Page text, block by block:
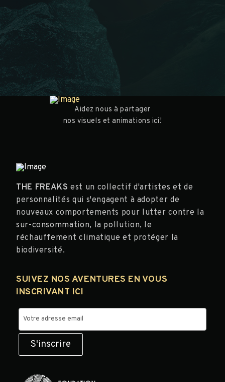
Aidez nous à partager
nos visuels et animations ici!
THE FREAKS est un collectif d'artistes et de
personnalités qui s'engagent à adopter de
nouveaux comportements pour lutter contre la
sur-consommation, la pollution, le
réchauffement climatique et protéger la
biodiversité.
SUIVEZ NOS AVENTURES EN VOUS
INSCRIVANT ICI